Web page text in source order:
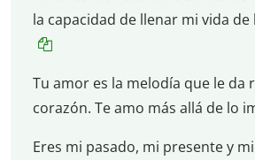
la capacidad de llenar mi vida de
Tu amor es la melodía que le da
corazón. Te amo más allá de lo
Eres mi pasado, mi presente y